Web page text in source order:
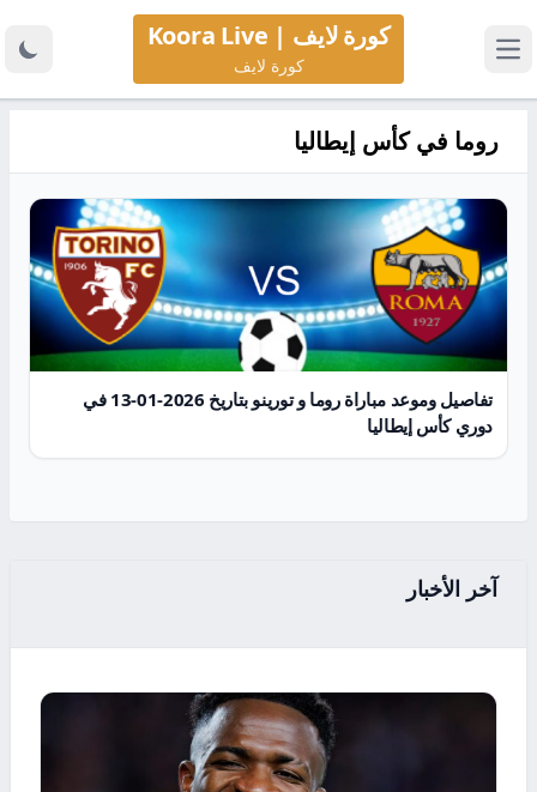
كورة لايف | Koora Live
كورة لايف
روما في كأس إيطاليا
تفاصيل وموعد مباراة روما و تورينو بتاريخ 2026-01-13 في
دوري كأس إيطاليا
آخر الأخبار